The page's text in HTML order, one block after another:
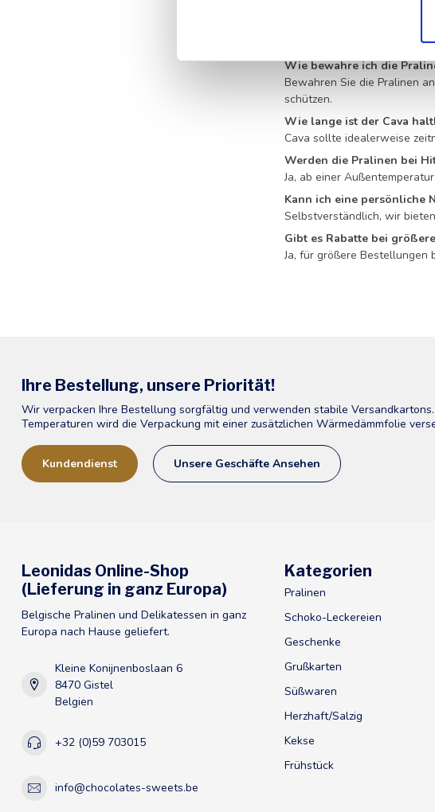
FAQ – Häufig
Wie bewahre ich die
Bewahren Sie die Pralinen
schützen.
Wie lange ist der Cava
Cava sollte idealerweise
Werden die Pralinen bei
Ja, ab einer
Kann ich eine persönliche
Selbstverständlich, wir
Gibt es Rabatte bei
Ja, für größere Bestellungen
Ihre Bestellung, unsere Priorität!
Wir verpacken Ihre Bestellung sorgfältig und verwenden stabile
Temperaturen wird die Verpackung mit einer zusätzlichen Wärmedämmfolie
Kundendienst Unsere Geschäfte Ansehen
Leonidas Online-Shop
(Lieferung in ganz Europa)
Belgische Pralinen und Delikatessen in ganz
Europa nach Hause geliefert.
Kleine Konijnenboslaan 6
8470 Gistel
Belgien
+32 (0)59 703015
info@chocolates-sweets.be
Kategorien
Pralinen
Schoko-Leckereien
Geschenke
Grußkarten
Süßwaren
Herzhaft/Salzig
Kekse
Frühstück